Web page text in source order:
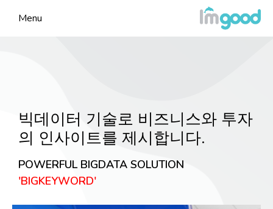
Menu
빅데이터 기술로 비즈니스와 투자
의 인사이트를 제시합니다.
POWERFUL BIGDATA SOLUTION
'BIGKEYWORD'